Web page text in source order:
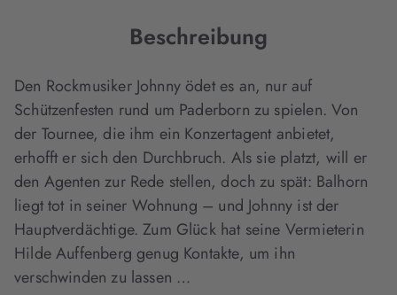
Beschreibung
Den Rockmusiker Johnny ödet es an, nur auf
Schützenfesten rund um Paderborn zu spielen. Von
der Tournee, die ihm ein Konzertagent anbietet,
erhofft er sich den Durchbruch. Als sie platzt, will er
den Agenten zur Rede stellen, doch zu spät: Balhorn
liegt tot in seiner Wohnung – und Johnny ist der
Hauptverdächtige. Zum Glück hat seine Vermieterin
Hilde Auffenberg genug Kontakte, um ihn
verschwinden zu lassen …